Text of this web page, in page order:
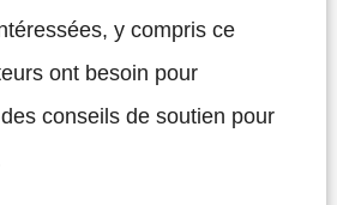
y compris ce
ont besoin pour
conseils de soutien pour